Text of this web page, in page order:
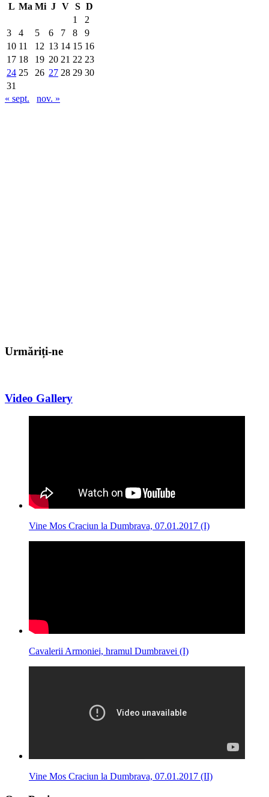
L Ma Mi J V S D
1
2
3
4 5 6 7 8
9
10 11 12 13 14 15 16
17 18 19 20 21 22 23
24 25 26 27 28 29 30
31
« sept.
nov. »
Urmăriți-ne
Video Gallery
Vine Mos Craciun la Dumbrava, 07.01.2017 (I)
Cavalerii Armoniei, hramul Dumbravei (I)
Vine Mos Craciun la Dumbrava, 07.01.2017 (II)